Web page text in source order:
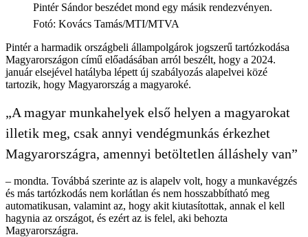
Pintér Sándor beszédet mond egy másik rendezvényen.
Fotó: Kovács Tamás/MTI/MTVA
Pintér a harmadik országbeli állampolgárok jogszerű tartózkodása
Magyarországon című előadásában arról beszélt, hogy a 2024.
január elsejével hatályba lépett új szabályozás alapelvei közé
tartozik, hogy Magyarország a magyaroké.
„A magyar munkahelyek első helyen a magyarokat
illetik meg, csak annyi vendégmunkás érkezhet
Magyarországra, amennyi betöltetlen álláshely van”
– mondta. Továbbá szerinte az is alapelv volt, hogy a munkavégzés
és más tartózkodás nem korlátlan és nem hosszabbítható meg
automatikusan, valamint az, hogy akit kiutasítottak, annak el kell
hagynia az országot, és ezért az is felel, aki behozta
Magyarországra.